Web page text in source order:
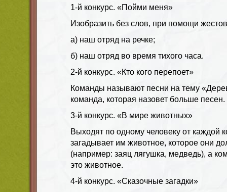
1-й конкурс. «Пойми меня»
Изобразить без слов, при помощи
а) наш отряд на речке;
б) наш отряд во время тихого часа.
2-й конкурс. «Кто кого перепоет»
Команды называют песни на тему
команда, которая назовет больше песен.
3-й конкурс. «В мире животных»
Выходят по одному человеку от каждой
загадывает им животное, которое они
(например: заяц лягушка, медведь), а
это животное.
4-й конкурс. «Сказочные загадки»